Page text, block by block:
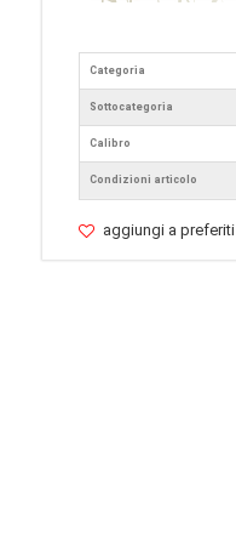
Categoria
Sottocategoria
Calibro
Condizioni articolo
aggiungi a preferiti